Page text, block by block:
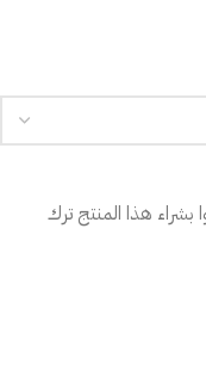
هذا المنتج ترك